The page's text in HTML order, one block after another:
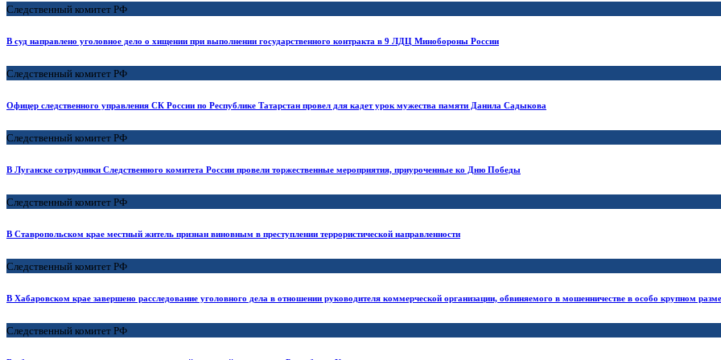
Следственный комитет РФ
В суд направлено уголовное дело о хищении при выполнении государственного контракта в 9 ЛДЦ Минобороны России
Следственный комитет РФ
Офицер следственного управления СК России по Республике Татарстан провел для кадет урок мужества памяти Данила Садыкова
Следственный комитет РФ
В Луганске сотрудники Следственного комитета России провели торжественные мероприятия, приуроченные ко Дню Победы
Следственный комитет РФ
В Ставропольском крае местный житель признан виновным в преступлении террористической направленности
Следственный комитет РФ
В Хабаровском крае завершено расследование уголовного дела в отношении руководителя коммерческой организации, обвиняемого в мошенничестве в особо крупном
Следственный комитет РФ